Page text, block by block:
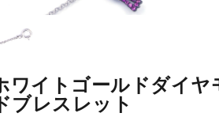
ワイトゴールドダイヤ
ブレスレット